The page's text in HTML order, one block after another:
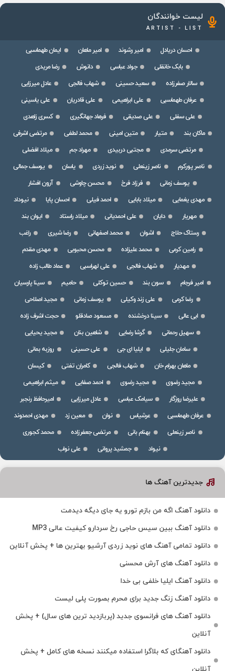
لیست خوانندگان
ARTIST - LIST
احسان دریادل امیر رشوند امیر ماهان
ایمان طهماسبی
بابک خانقلی
جواد عباسی دانوش
رضا مریدی
سالار صفرزاده
سعید حسینی شهاب فالجی
عادل میرزایی
عرفان طهماسبی
علی ابراهیمی علی قادریان
علی یاسینی
علی سفلی
علی صدیقی فرهاد جهانگیری
کسری زاهدی
ماکان بند
متیار متین امینی محمد لطفی
مرتضی اشرفی
مرتضی سرمدی
مجتبی دربیدی مهراد جم
میلاد افضلی
ناصر پورکرم
ناصر زینعلی نوید زردی یاسان
یوسف جمالی
یوسف زمانی
فرزاد فرخ محسن چاوشی
آرون افشار
مهدی یغمایی
میلاد بابایی احمد فیلی احسان پایا
نیوداد
مهریار
دایان علی احمدیانی میلاد راستاد
ایوان بند
رستاک حلاج
اشوان محمد اصفهانی رضا شیری
راغب
رامین کرمی
محمد علیزاده محسن محبوبی
مهدی مقدم
مهدیار
شهاب فالجی علی لهراسبی
عماد طالب زاده
امیر فرجام
سون بند حسین توکلی حامیم
سینا پارسیان
رضا کرمی
علی زند وکیلی یوسف زمانی
مجید اصلاحی
ابی عالی
سینا درخشنده مسعود صادقلو
حجت اشرف زاده
سهیل رحمانی
گرشا رضایی شاهین بنان
مجید یحیایی
سامان جلیلی
ایلیا ای جی علی حسینی
روزبه بمانی
ماهان بهرام خان
شهاب فالجی کامران تفتی
کیسان
مجید رضوی
مجید رضوی احمد صفایی
میثم ابراهیمی
علیرضا روزگار
سیامک عباسی عادل میرزایی
امیرحافظ رنجبر
عرفان طهماسبی
عرشیاس نوان معین زد
مهدی احمدوند
ناصر زینعلی
بهنام بانی مرتضی جعفرزاده
محمد کجوری
نیواد
جمشید پروانی علی نواب
جدیدترین آهنگ ها
دانلود آهنگ اگه من بازم تورو یه جای دیگه دیدمت
دانلود آهنگ ببین سیس حاجی رخ سردارو کیفیت عالی MP3
دانلود تمامی آهنگ های نوید زردی آرشیو بهترین ها + پخش آنلاین
دانلود آهنگ های آرش محسنی
دانلود آهنگ ایلیا خلفی بی خدا
دانلود آهنگ زنگ جدید برای محرم بصورت پلی لیست
دانلود آهنگ های فرانسوی جدید (پربازدید ترین های سال) + پخش
آنلاین
دانلود آهنگای که بلاگرا استفاده میکنند نسخه های کامل + پخش